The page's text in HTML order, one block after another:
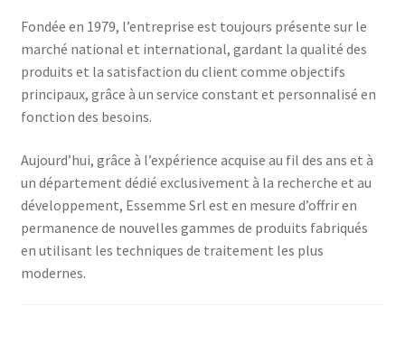
Fondée en 1979, l’entreprise est toujours présente sur le
marché national et international, gardant la qualité des
produits et la satisfaction du client comme objectifs
principaux, grâce à un service constant et personnalisé en
fonction des besoins.
Aujourd’hui, grâce à l’expérience acquise au fil des ans et à
un département dédié exclusivement à la recherche et au
développement, Essemme Srl est en mesure d’offrir en
permanence de nouvelles gammes de produits fabriqués
en utilisant les techniques de traitement les plus
modernes.